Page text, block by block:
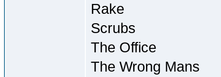
Rake
Scrubs
The Office
The Wrong Mans